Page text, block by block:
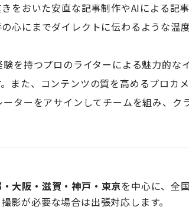
をおいた安直な記事制作やAIによる記
心にまでダイレクトに伝わるような温
を持つプロのライターによる魅力的な
また、コンテンツの質を高めるプロカ
ターをアサインしてチームを組み、ク
大阪・滋賀・神戸・東京を中心に、全
影が必要な場合は出張対応します。